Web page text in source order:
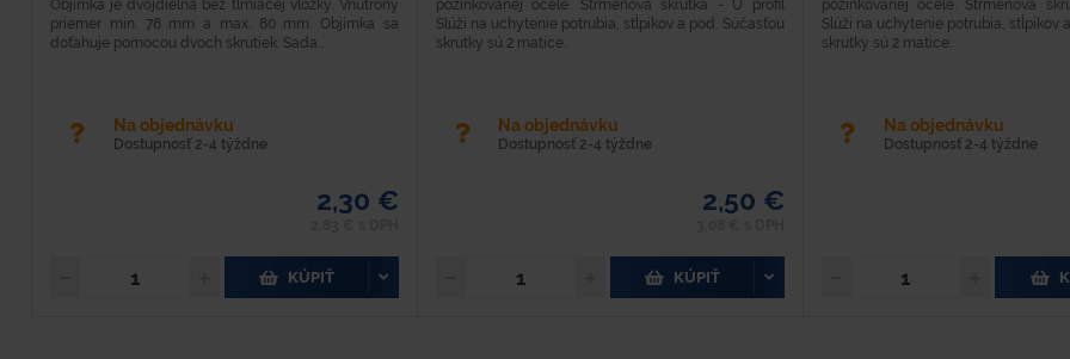
Objímka je dvojdielna bez tlmiacej vložky. Vnútroný
priemer min. 78 mm a max. 80 mm. Objímka sa
doťahuje pomocou dvoch skrutiek. Sada...
Na objednávku
Dostupnosť 2-4 týždne
2,30 €
KÚPIŤ
pozinkovanej ocele. Strmeňová skrutka - U profil
Slúži na uchytenie potrubia, stĺpikov a pod. Súčasťou
skrutky sú 2 matice.
Na objednávku
Dostupnosť 2-4 týždne
2,50 €
KÚPIŤ
pozinkovanej ocele. Strmeňová
Slúži na uchytenie potrubia, stĺpikov
skrutky sú 2 matice.
Na objednávku
Dostupnosť 2-4 týždne